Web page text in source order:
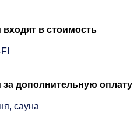
входят в стоимость
за дополнительную оплату
сауна